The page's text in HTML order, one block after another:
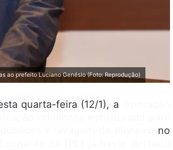
ao prefeito Luciano Genésio (Foto: Reprodução)
quarta-feira (12/1), a
no